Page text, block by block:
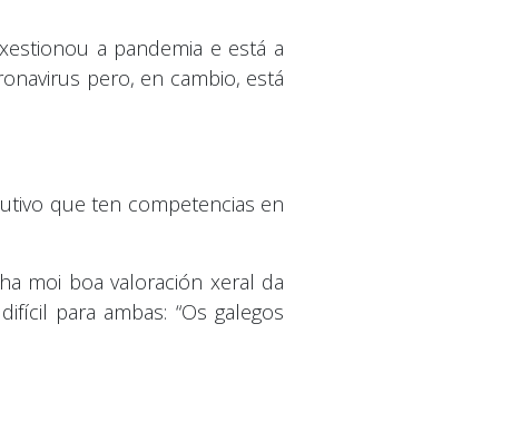
a pandemia e está a
pero, en cambio, está
que ten competencias en
moi boa valoración xeral da
para ambas: “Os galegos